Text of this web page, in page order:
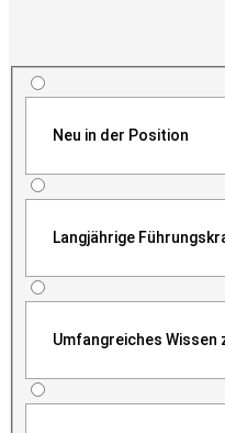
Neu in der Position
Langjährige
Umfangreiches